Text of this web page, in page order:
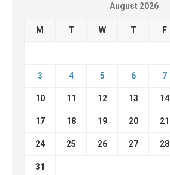
August 2026
M T W T F
3 4 5 6 7
10 11 12 13 14
17 18 19 20 21
24 25 26 27 28
31